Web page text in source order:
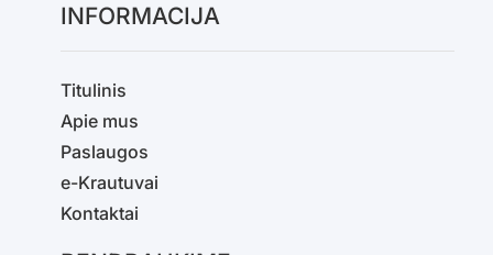
INFORMACIJA
Titulinis
Apie mus
Paslaugos
e-Krautuvai
Kontaktai